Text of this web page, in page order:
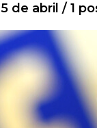
de abril / 1